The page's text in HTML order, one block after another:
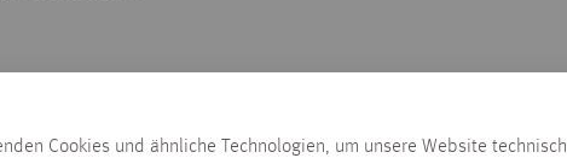
Cookies und ähnliche Technologien, um unsere Website technisch